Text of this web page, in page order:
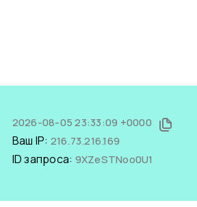
2026-08-05 23:33:09 +0000
Ваш IP: 216.73.216.169
ID запроса: 9XZeSTNoo0U1